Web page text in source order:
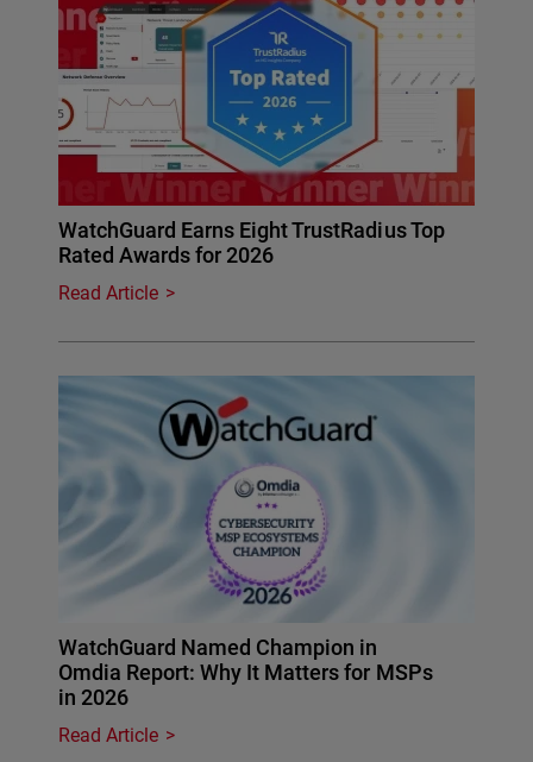
WatchGuard Earns Eight TrustRadius Top
Rated Awards for 2026
Read Article
WatchGuard Named Champion in
Omdia Report: Why It Matters for MSPs
in 2026
Read Article